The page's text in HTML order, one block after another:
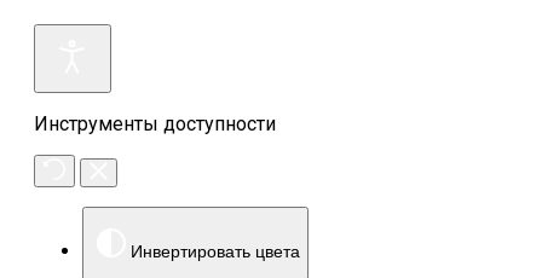
Инструменты доступности
Инвертировать цвета